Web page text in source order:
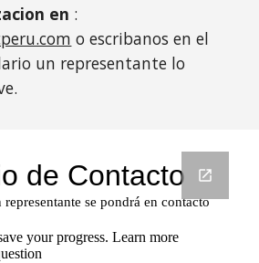
en :
o escribanos en el
un representante lo